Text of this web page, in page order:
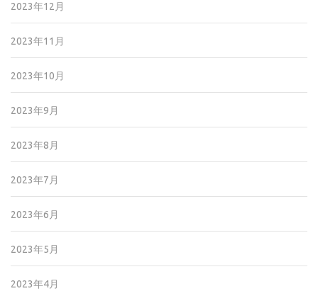
2023年12月
2023年11月
2023年10月
2023年9月
2023年8月
2023年7月
2023年6月
2023年5月
2023年4月